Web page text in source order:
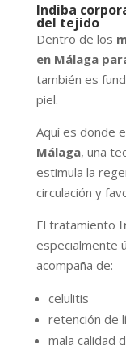
Indiba
del tejido
Dentro de los
en Málaga
también es
piel.
Aquí es donde
Málaga, una
estimula la
circulación y
El tratamiento
especialmente
acompaña de:
celulitis
retención de
mala calidad